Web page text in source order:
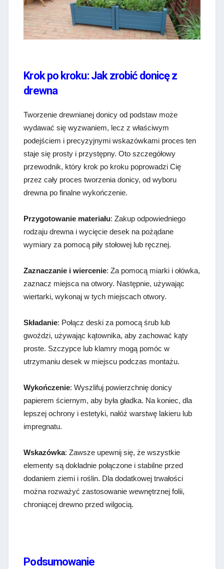
Krok po kroku: Jak zrobić donicę z
drewna
Tworzenie drewnianej donicy od podstaw może
wydawać się wyzwaniem, lecz z właściwym
podejściem i precyzyjnymi wskazówkami proces ten
staje się prosty i przystępny. Oto szczegółowy
przewodnik, który krok po kroku poprowadzi Cię
przez cały proces tworzenia donicy, od wyboru
drewna po finalne wykończenie.
Przygotowanie materiału: Zakup odpowiedniego
rodzaju drewna i wycięcie desek na pożądane
wymiary za pomocą piły stołowej lub ręcznej.
Zaznaczanie i wiercenie: Za pomocą miarki i ołówka,
zaznacz miejsca na otwory. Następnie, używając
wiertarki, wykonaj w tych miejscach otwory.
Składanie: Połącz deski za pomocą śrub lub
gwoździ, używając kątownika, aby zachować kąty
proste. Szczypce lub klamry mogą pomóc w
utrzymaniu desek w miejscu podczas montażu.
Wykończenie: Wyszlifuj powierzchnię donicy
papierem ściernym, aby była gładka. Na koniec, dla
lepszej ochrony i estetyki, nałóż warstwę lakieru lub
impregnatu.
Wskazówka: Zawsze upewnij się, że wszystkie
elementy są dokładnie połączone i stabilne przed
dodaniem ziemi i roślin. Dla dodatkowej trwałości
można rozważyć zastosowanie wewnętrznej folii,
chroniącej drewno przed wilgocią.
Podsumowanie